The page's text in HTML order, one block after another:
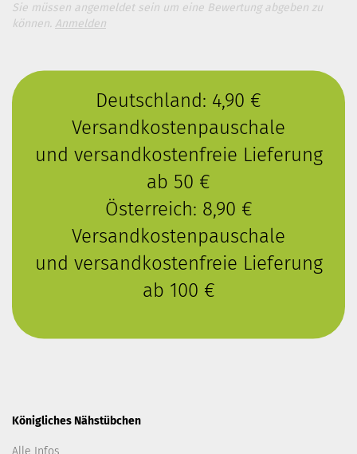
Sie müssen angemeldet sein um eine Bewertung abgeben zu
können. Anmelden
Deutschland: 4,90 €
Versandkostenpauschale
und versandkostenfreie Lieferung
ab 50 €
Österreich: 8,90 €
Versandkostenpauschale
und versandkostenfreie Lieferung
ab 100 €
Königliches Nähstübchen
Alle Infos